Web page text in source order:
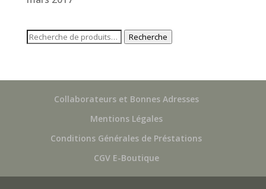
Recherche
Recherche
Collaborateurs et Bonnes Adresses
Mentions Légales
Conditions Générales de Préstations
CGV E-Boutique